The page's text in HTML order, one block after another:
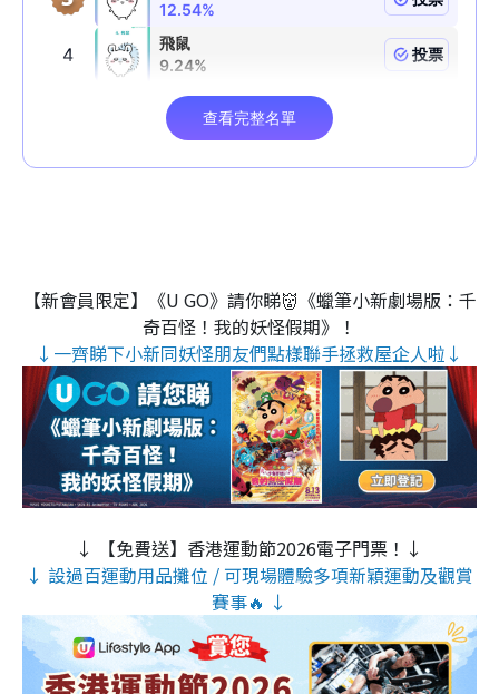
【新會員限定】《U GO》請你睇👹《蠟筆小新劇場版：千
奇百怪！我的妖怪假期》！
↓一齊睇下小新同妖怪朋友們點樣聯手拯救屋企人啦↓
↓ 【免費送】香港運動節2026電子門票！↓
↓ 設過百運動用品攤位 / 可現場體驗多項新穎運動及觀賞
賽事🔥 ↓